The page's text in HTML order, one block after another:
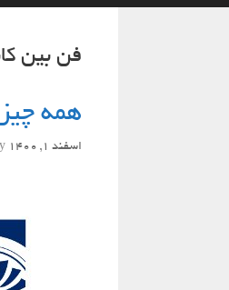
فن بین
همه
اسفند 1, 1400